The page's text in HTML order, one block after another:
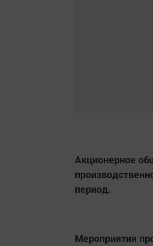
Акционерное
период.
Мероприятия